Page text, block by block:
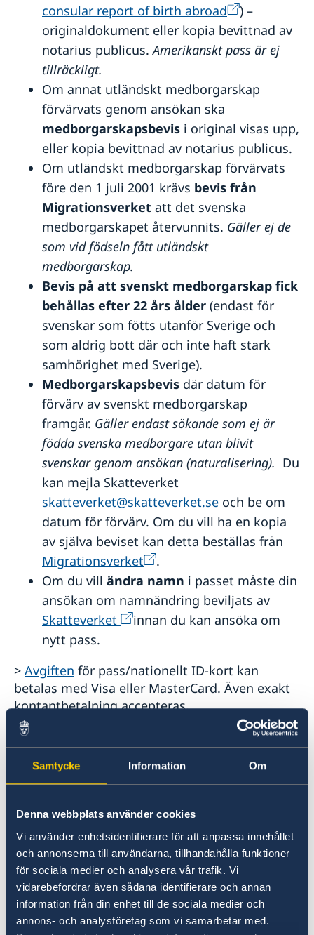
Samtycke Information Om
Denna webbplats använder cookies
Vi använder enhetsidentifierare för att anpassa innehållet
och annonserna till användarna, tillhandahålla funktioner
för sociala medier och analysera vår trafik. Vi
vidarebefordrar även sådana identifierare och annan
information från din enhet till de sociala medier och
annons- och analysföretag som vi samarbetar med.
consular report of birth abroad
) –
originaldokument eller kopia bevittnad av
notarius publicus.Amerikanskt pass är ej
tillräckligt.
Om annat utländskt medborgarskap
förvärvats genom ansökan ska
medborgarskapsbevis i original visas upp,
eller kopia bevittnad av notarius publicus.
Om utländskt medborgarskap förvärvats
före den 1 juli 2001 krävs bevis från
Migrationsverket att det svenska
medborgarskapet återvunnits. Gäller ej de
som vid födseln fått utländskt
medborgarskap.
Bevis på att svenskt medborgarskap fick
behållas efter 22 års ålder (endast för
svenskar som fötts utanför Sverige och
som aldrig bott där och inte haft stark
samhörighet med Sverige).
Medborgarskapsbevis där datum för
förvärv av svenskt medborgarskap
framgår. Gäller endast sökande som ej är
födda svenska medborgare utan blivit
svenskar genom ansökan (naturalisering). Du
kan mejla Skatteverket
skatteverket@skatteverket.se och be om
datum för förvärv. Om du vill ha en kopia
av själva beviset kan detta beställas från
Migrationsverket
.
Om du vill ändra namn i passet måste din
ansökan om namnändring beviljats av
Skatteverket
innan du kan ansöka om
nytt pass.
> Avgiften för pass/nationellt ID-kort kan
betalas med Visa eller MasterCard. Även exakt
kontantbetalning accepteras.
> Efter ansökan tar det vanligtvis 2-4 veckor
innan du får ditt nya pass/ID-kort. Det nya
passet/Id-kortet måste upphämtas
när du hämtar ut det nya. Om ditt pass/ID-kort
har gått ut, ta med annan giltig id-handling.
> Det nya passet kan hämtas på valfritt svenskt
konsulat/ambassad i USA eller annan svensk
ambassad/konsulat i världen eller på en
polisstation i Sverige för en extraavgift.